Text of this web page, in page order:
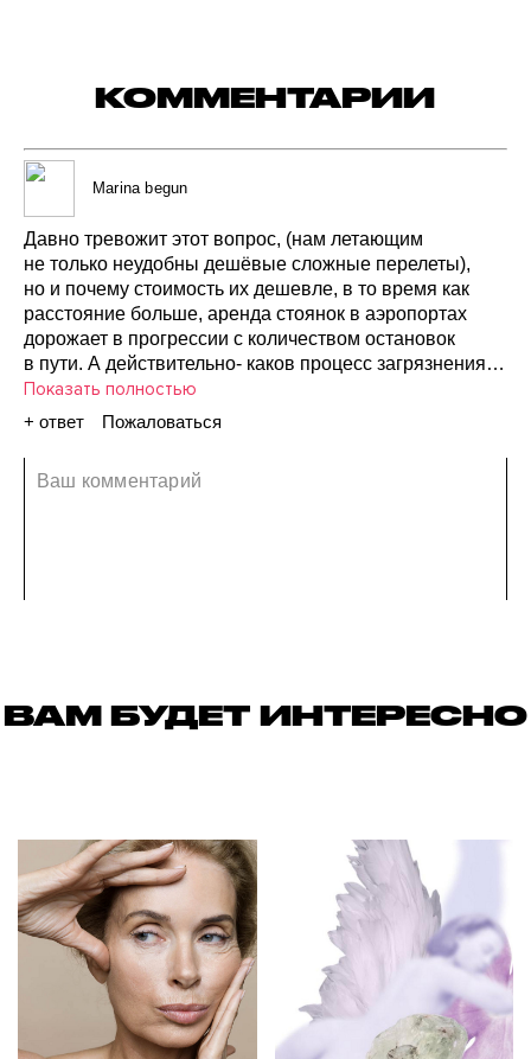
КОММЕНТАРИИ
Marina begun
Давно тревожит этот вопрос, (нам летающим
не только неудобны дешёвые сложные перелеты),
но и почему стоимость их дешевле, в то время как
расстояние больше, аренда стоянок в аэропортах
дорожает в прогрессии с количеством остановок
в пути. А действительно- каков процесс загрязнения
атмосферы из-за увеличения
Показать полностью
+ ответ
Пожаловаться
ВАМ БУДЕТ ИНТЕРЕСНО